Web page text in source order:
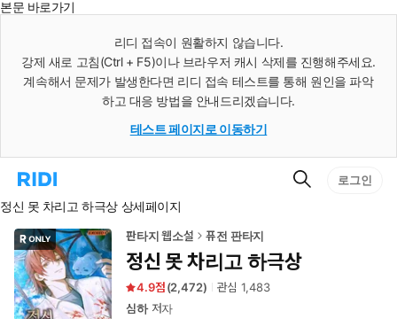
본문 바로가기
리디 접속이 원활하지 않습니다.
강제 새로 고침(Ctrl + F5)이나 브라우저 캐시 삭제를 진행해주세요.
계속해서 문제가 발생한다면 리디 접속 테스트를 통해 원인을 파악
하고 대응 방법을 안내드리겠습니다.
테스트 페이지로 이동하기
리
홈
로
이
동
검
로그인
정신 못 차리고 하극상 상세페이지
판타지 웹소설 퓨전 판타지
정신 못 차리고 하극상
4.9 (2,472) 관심1,483
심하저자